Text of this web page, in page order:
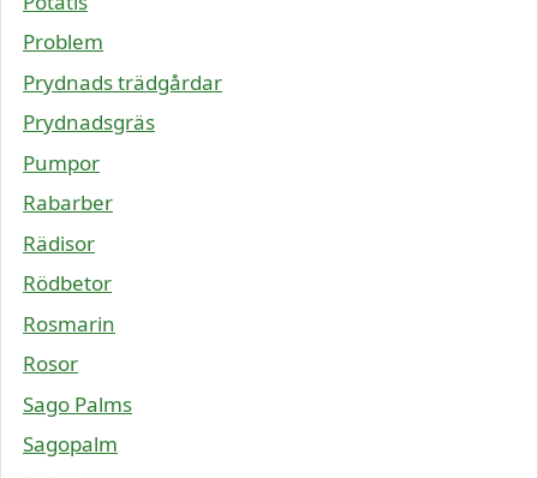
Problem
Prydnads trädgårdar
Prydnadsgräs
Pumpor
Rabarber
Rädisor
Rödbetor
Rosmarin
Rosor
Sago Palms
Sagopalm